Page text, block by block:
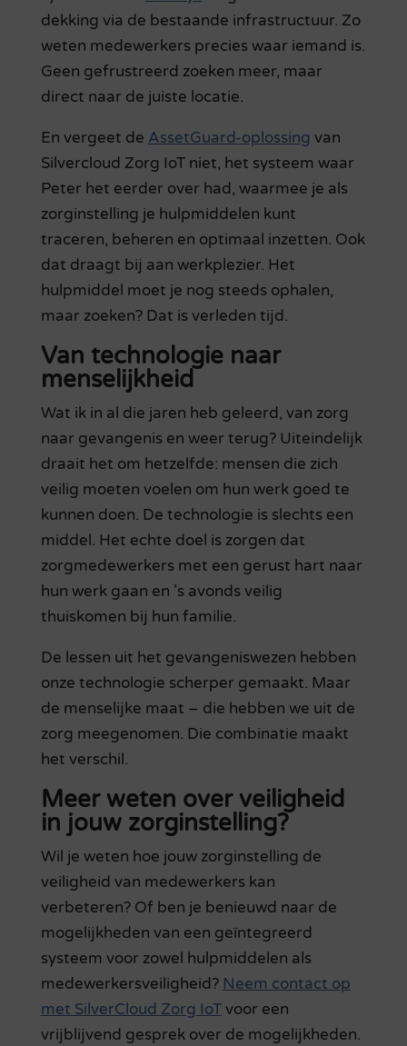
dekking via de bestaande infrastructuur. Zo
weten medewerkers precies waar iemand is.
Geen gefrustreerd zoeken meer, maar
direct naar de juiste locatie.
En vergeet de AssetGuard-oplossing van
Silvercloud Zorg IoT niet, het systeem waar
Peter het eerder over had, waarmee je als
zorginstelling je hulpmiddelen kunt
traceren, beheren en optimaal inzetten. Ook
dat draagt bij aan werkplezier. Het
hulpmiddel moet je nog steeds ophalen,
maar zoeken? Dat is verleden tijd.
Van technologie naar
menselijkheid
Wat ik in al die jaren heb geleerd, van zorg
naar gevangenis en weer terug? Uiteindelijk
draait het om hetzelfde: mensen die zich
veilig moeten voelen om hun werk goed te
kunnen doen. De technologie is slechts een
middel. Het echte doel is zorgen dat
zorgmedewerkers met een gerust hart naar
hun werk gaan en ’s avonds veilig
thuiskomen bij hun familie.
De lessen uit het gevangeniswezen hebben
onze technologie scherper gemaakt. Maar
de menselijke maat – die hebben we uit de
zorg meegenomen. Die combinatie maakt
het verschil.
Meer weten over veiligheid
in jouw zorginstelling?
Wil je weten hoe jouw zorginstelling de
veiligheid van medewerkers kan
verbeteren? Of ben je benieuwd naar de
mogelijkheden van een geïntegreerd
systeem voor zowel hulpmiddelen als
medewerkersveiligheid? Neem contact op
met SilverCloud Zorg IoTvoor een
vrijblijvend gesprek over de mogelijkheden.